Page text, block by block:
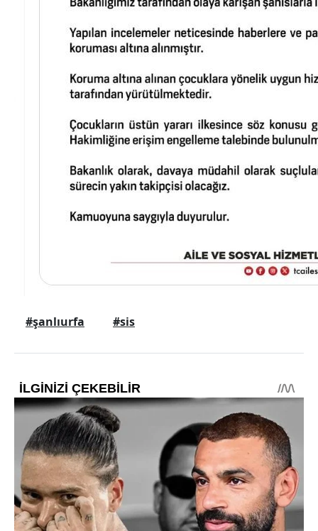
#şanlıurfa #sis